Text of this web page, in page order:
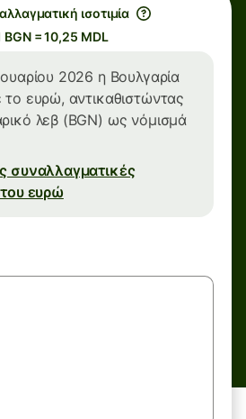
ισοτιμία
BGN = 10,25 MDL
2026 η Βουλγαρία
το ευρώ, αντικαθιστώντας
λεβ (BGN) ως νόμισμά
συναλλαγματικές
του ευρώ